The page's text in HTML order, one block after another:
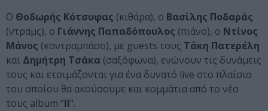
Ο Θοδωρής Κότσυφας (κιθάρα), ο Βασίλης Ποδαράς
(ντραμς), ο Γιάννης Παπαδόπουλος (πιάνο), ο Ντίνος
Μάνος (κοντραμπάσο), με guests τους Τάκη Πατερέλη
και Δημήτρη Τσάκα (σαξόφωνα), ενώνουν τις δυνάμεις
τους και ετοιμάζονται για ένα δυνατό live στο πλαίσιο
του οποίου θα ακούσουμε και κομμάτια από το νέο
τους album “II“.